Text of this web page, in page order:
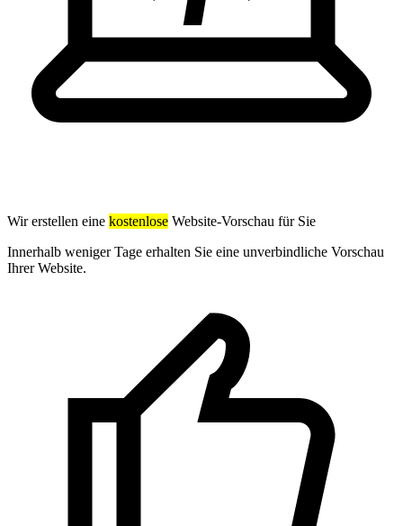
Wir erstellen eine kostenlose Website-Vorschau für Sie
Innerhalb weniger Tage erhalten Sie eine unverbindliche Vorschau
Ihrer Website.